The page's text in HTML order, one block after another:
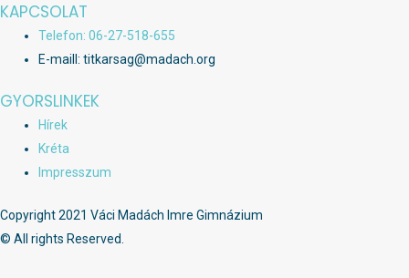
KAPCSOLAT
Telefon: 06-27-518-655
E-maill: titkarsag@madach.org
GYORSLINKEK
Hírek
Kréta
Impresszum
Copyright 2021 Váci Madách Imre Gimnázium
© All rights Reserved.